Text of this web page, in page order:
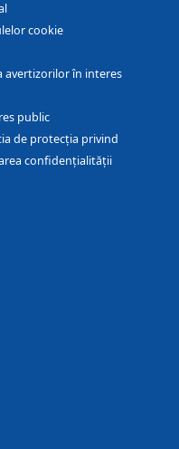
cookie
în interes
public
de protecția privind
confidențialității